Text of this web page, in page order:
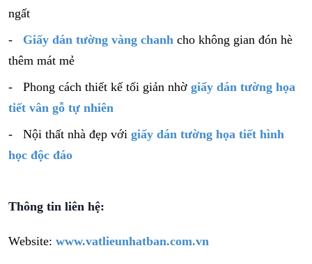
ngất
- Giấy dán tường vàng chanh cho không gian đón hè
thêm mát mẻ
- Phong cách thiết kế tối giản nhờ giấy dán tường họa
tiết vân gỗ tự nhiên
- Nội thất nhà đẹp với giấy dán tường họa tiết hình
học độc đáo
Thông tin liên hệ:
Website: www.vatlieunhatban.com.vn